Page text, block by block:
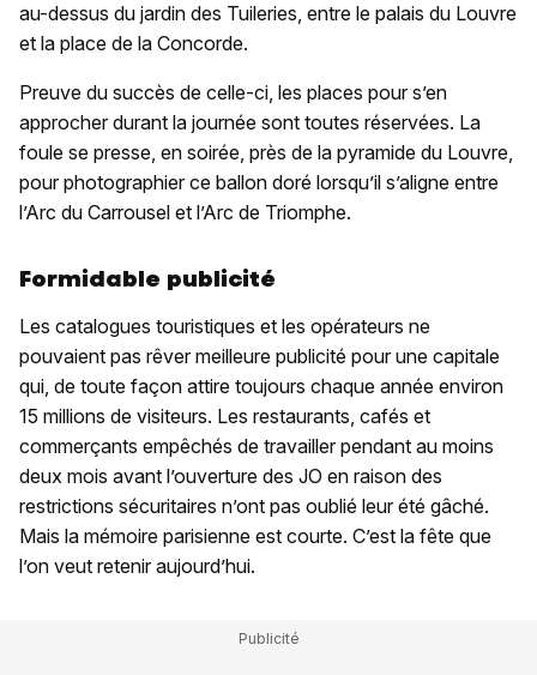
au-dessus du jardin des Tuileries, entre le palais du Louvre
et la place de la Concorde.
Preuve du succès de celle-ci, les places pour s’en
approcher durant la journée sont toutes réservées. La
foule se presse, en soirée, près de la pyramide du Louvre,
pour photographier ce ballon doré lorsqu’il s’aligne entre
l’Arc du Carrousel et l’Arc de Triomphe.
Formidable publicité
Les catalogues touristiques et les opérateurs ne
pouvaient pas rêver meilleure publicité pour une capitale
qui, de toute façon attire toujours chaque année environ
15 millions de visiteurs. Les restaurants, cafés et
commerçants empêchés de travailler pendant au moins
deux mois avant l’ouverture des JO en raison des
restrictions sécuritaires n’ont pas oublié leur été gâché.
Mais la mémoire parisienne est courte. C’est la fête que
l’on veut retenir aujourd’hui.